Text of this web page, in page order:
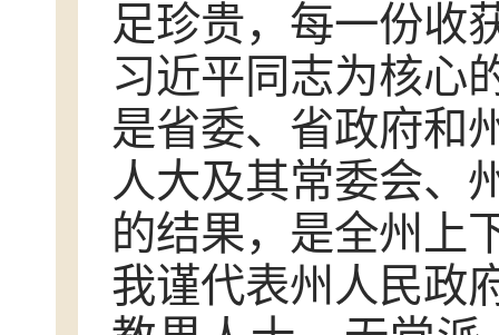
足珍贵，每一份收
习近平同志为核心
是省委、省政府和
人大及其常委会、
的结果，是全州上
我谨代表州人民政